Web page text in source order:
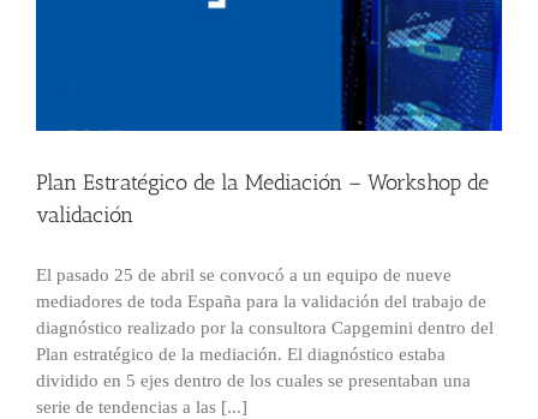
Plan Estratégico de la Mediación – Workshop de
validación
El pasado 25 de abril se convocó a un equipo de nueve
mediadores de toda España para la validación del trabajo de
diagnóstico realizado por la consultora Capgemini dentro del
Plan estratégico de la mediación. El diagnóstico estaba
dividido en 5 ejes dentro de los cuales se presentaban una
serie de tendencias a las [...]